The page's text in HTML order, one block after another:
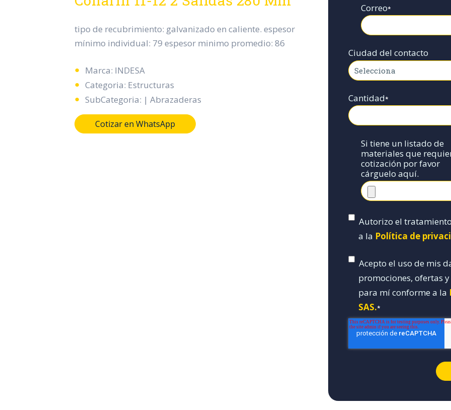
tipo de recubrimiento: galvanizado en caliente. espesor
mínimo individual: 79 espesor minimo promedio: 86
Marca: INDESA
Categoria: Estructuras
SubCategoria: | Abrazaderas
Cotizar en WhatsApp
Correo*
Ciudad del contacto
Cantidad*
Si tiene un listado de
materiales que
cotización por favor
cárguelo aquí.
Autorizo el
a la Política de
Acepto el uso de mis
promociones, ofertas y
para mí conforme a la
SAS.*